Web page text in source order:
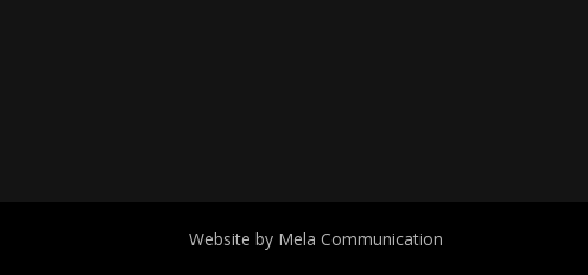
Website by Mela Communication